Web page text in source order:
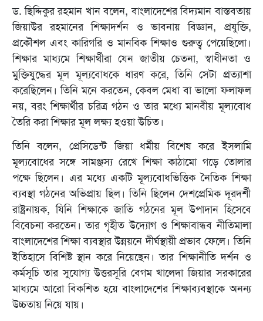
ড. ছিদ্দিকুর রহমান খান বলেন, বাংলাদেশের বিদ্যমান বাস্তবতায়
জিয়াউর রহমানের শিক্ষাদর্শন ও ভাবনায় বিজ্ঞান, প্রযুক্তি,
প্রকৌশল এবং কারিগরি ও মানবিক শিক্ষাও গুরুত্ব পেয়েছিলো।
শিক্ষার মাধ্যমে শিক্ষার্থীরা যেন জাতীয় চেতনা, স্বাধীনতা ও
মুক্তিযুদ্ধের মূল মূল্যবোধকে ধারণ করে, তিনি সেটা প্রত্যাশা
করেছিলেন। তিনি মনে করতেন, কেবল মেধা বা ভালো ফলাফল
নয়, বরং শিক্ষার্থীর চরিত্র গঠন ও তার মধ্যে মানবীয় মূল্যবোধ
তৈরি করা শিক্ষার মূল লক্ষ্য হওয়া উচিত।
তিনি বলেন, প্রেসিডেন্ট জিয়া ধর্মীয় বিশেষ করে ইসলামি
মূল্যবোধের সঙ্গে সামঞ্জস্য রেখে শিক্ষা কাঠামো গড়ে তোলার
পক্ষে ছিলেন। এর মধ্যে একটি মূল্যবোধভিত্তিক নৈতিক শিক্ষা
ব্যবস্থা গঠনের অভিপ্রায় ছিল। তিনি ছিলেন দেশপ্রেমিক দূরদর্শী
রাষ্ট্রনায়ক, যিনি শিক্ষাকে জাতি গঠনের মূল উপাদান হিসেবে
বিবেচনা করতেন। তার গৃহীত উদ্যোগ ও শিক্ষাবান্ধব নীতিমালা
বাংলাদেশের শিক্ষা ব্যবস্থার উন্নয়নে দীর্ঘস্থায়ী প্রভাব ফেলে। তিনি
ইতিহাসে বিশিষ্ট স্থান করে নিয়েছেন। তার শিক্ষানীতি দর্শন ও
কর্মসূচি তার সুযোগ্য উত্তরসূরি বেগম খালেদা জিয়ার সরকারের
মাধ্যমে আরো বিকশিত হয়ে বাংলাদেশের শিক্ষাব্যবস্থাকে অনন্য
উচ্চতায় নিয়ে যায়।